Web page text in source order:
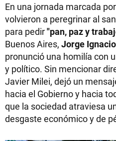
En una jornada marcada
volvieron a peregrinar al
para pedir"pan, paz y
Buenos Aires, Jorge
pronunció una homilía con
y político. Sin mencionar
Javier Milei, dejó un
hacia el Gobierno y hacia
que la sociedad atraviesa
desgaste económico y de